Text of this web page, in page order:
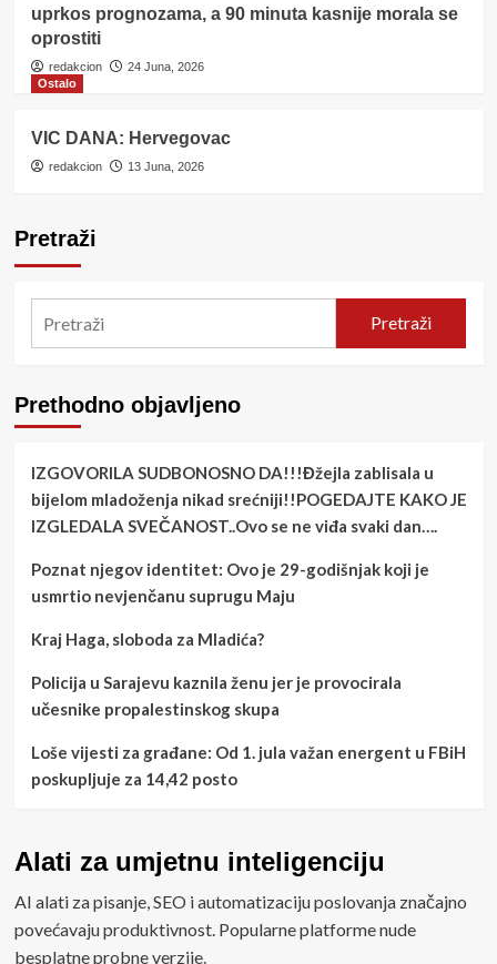
uprkos prognozama, a 90 minuta kasnije morala se
oprostiti
redakcion
24 Juna, 2026
Ostalo
VIC DANA: Hervegovac
redakcion 13 Juna, 2026
Pretraži
Pretraži
Prethodno objavljeno
IZGOVORILA SUDBONOSNO DA!!!Đžejla zablisala u
bijelom mladoženja nikad srećniji!!POGEDAJTE KAKO JE
IZGLEDALA SVEČANOST..Ovo se ne viđa svaki dan….
Poznat njegov identitet: Ovo je 29-godišnjak koji je
usmrtio nevjenčanu suprugu Maju
Kraj Haga, sloboda za Mladića?
Policija u Sarajevu kaznila ženu jer je provocirala
učesnike propalestinskog skupa
Loše vijesti za građane: Od 1. jula važan energent u FBiH
poskupljuje za 14,42 posto
Alati za umjetnu inteligenciju
AI alati za pisanje, SEO i automatizaciju poslovanja značajno
povećavaju produktivnost. Popularne platforme nude
besplatne probne verzije.